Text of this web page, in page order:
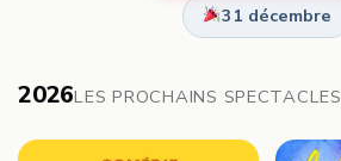
31 décembre
2026LES PROCHAINS SPECTACLES